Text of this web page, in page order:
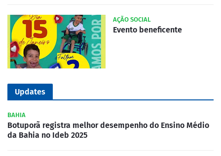
AÇÃO SOCIAL
Evento beneficente
Updates
BAHIA
Botuporã registra melhor desempenho do Ensino Médio
da Bahia no Ideb 2025